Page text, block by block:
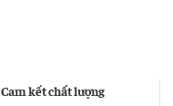
Cam kết chất lượng